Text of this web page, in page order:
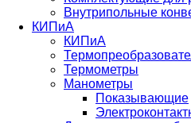
Внутрипольные
КИПиА
КИПиА
Термометры
Манометры
Показывающие